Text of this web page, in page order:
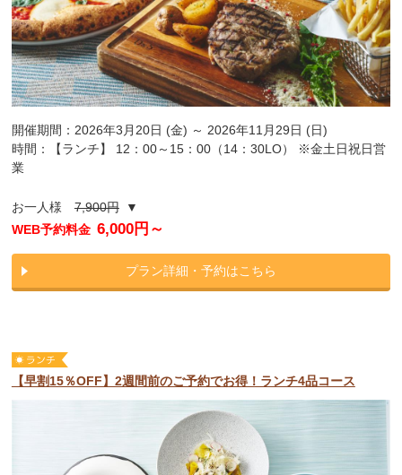
開催期間：2026年3月20日 (金) ～ 2026年11月29日 (日)
時間：【ランチ】 12：00～15：00（14：30LO） ※金土日祝日営
業
お一人様7,900円▼
WEB予約料金 6,000円～
プラン詳細・予約はこちら
【早割15％OFF】2週間前のご予約でお得！ランチ4品コース